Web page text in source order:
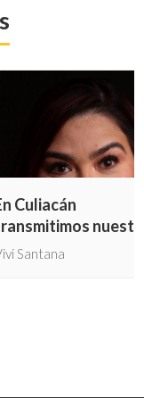
Culiacán
muerte
Santana